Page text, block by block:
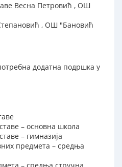
Весна Петровић , ОШ
, ОШ "Бановић
додатна подршка у
– основна школа
– гимназија
предмета – средња